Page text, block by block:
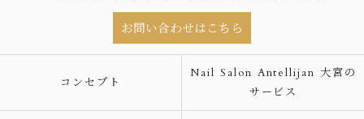
お問い合わせはこちら
コンセプト
Nail Salon Antellijan 大宮の
サービス